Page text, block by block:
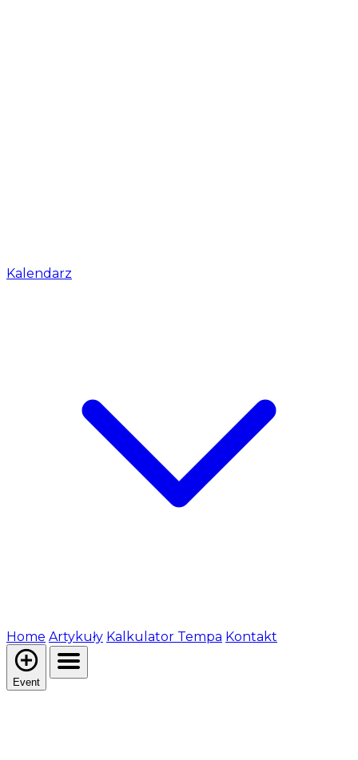
Kalendarz
Home Artykuły Kalkulator Tempa Kontakt
Event